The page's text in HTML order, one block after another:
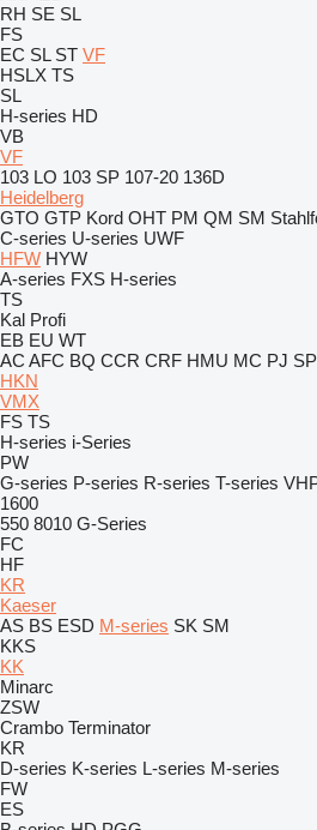
RH SE SL
FS
EC SL ST VF
HSLX TS
SL
H-series HD
VB
VF
103 LO 103 SP 107-20 136D
Heidelberg
GTO GTP Kord OHT PM QM SM
C-series U-series UWF
HFW HYW
A-series FXS H-series
TS
Kal Profi
EB EU WT
AC AFC BQ CCR CRF HMU MC PJ
HKN
VMX
FS TS
H-series i-Series
PW
G-series P-series R-series T-series
1600
550 8010 G-Series
FC
HF
KR
Kaeser
AS BS ESD M-series SK SM
KKS
KK
Minarc
ZSW
Crambo Terminator
KR
D-series K-series L-series M-series
FW
ES